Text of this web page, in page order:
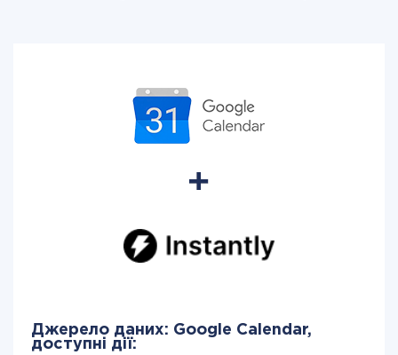
Джерело даних: Google Calendar,
доступні дії: